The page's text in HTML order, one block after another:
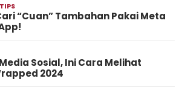
TIPS
“Cuan” Tambahan Pakai Meta
Sosial, Ini Cara Melihat
2024